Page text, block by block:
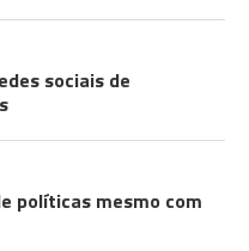
sociais de
políticas mesmo com